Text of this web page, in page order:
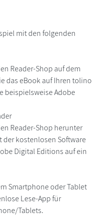
mit den folgenden
Reader-Shop auf dem
das eBook auf Ihren tolino
beispielsweise Adobe
Reader-Shop herunter
der kostenlosen Software
Digital Editions auf ein
Smartphone oder Tablet
Lese-App für
Tablets.